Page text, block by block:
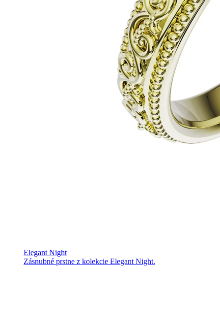
Elegant Night
Zásnubné prstne z kolekcie Elegant Night.